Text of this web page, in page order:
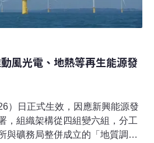
前擔
風光電、地熱等再生能源發
）日正式生效，因應新興能源發
，組織架構從四組變六組，分工
與礦務局整併成立的「地質調查